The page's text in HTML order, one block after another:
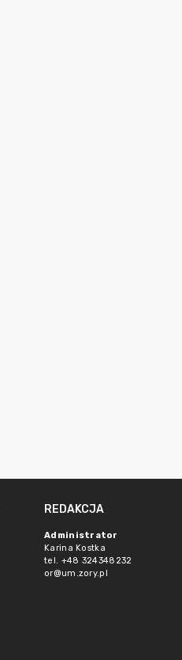
REDAKCJA
Administrator
Karina Kostka
tel. +48 324348232
or@um.zory.pl